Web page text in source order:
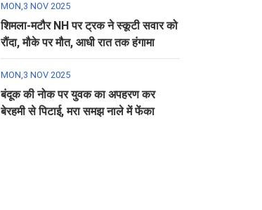
MON,3 NOV 2025
शिमला-मटौर NH पर ट्रक ने स्कूटी सवार को
रौंदा, मौके पर मौत, आधी रात तक हंगामा
MON,3 NOV 2025
बंदूक की नोक पर युवक का अपहरण कर
बेरहमी से पिटाई, मरा समझ नाले में फेंका